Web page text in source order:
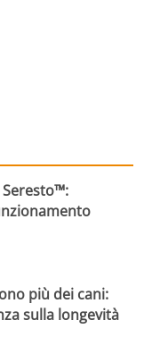
più dei cani:
sulla longevità